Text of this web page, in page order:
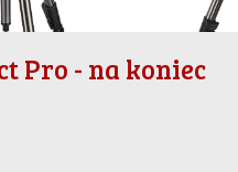
Pro - na koniec